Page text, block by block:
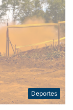
Deportes